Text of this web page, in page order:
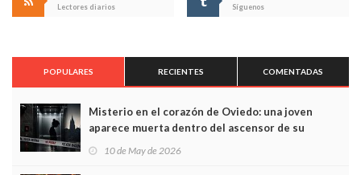
Lectores diarios
Síguenos
POPULARES RECIENTES COMENTADAS
Misterio en el corazón de Oviedo: una joven
aparece muerta dentro del ascensor de su
edificio y las cámaras captan sus últimos minutos
10 de May de 2026